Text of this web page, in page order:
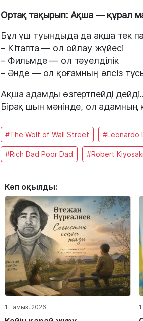
Ортақ тақырып: Ақша — құрал
Бұл үш туындыда да ақша тек
– Кітапта — ол ойлау жүйесі
– Фильмде — ол тәуелділік
– Әнде — ол қоғамның әлсіз
Ақша адамды өзгертпейді
Бірақ шын мәнінде, ол адамның
#The Wolf of Wall Street #Leonardo
#Rich Dad Poor Dad #Robert Kiyosaki
Көп оқылды:
1 тамыз, 2026